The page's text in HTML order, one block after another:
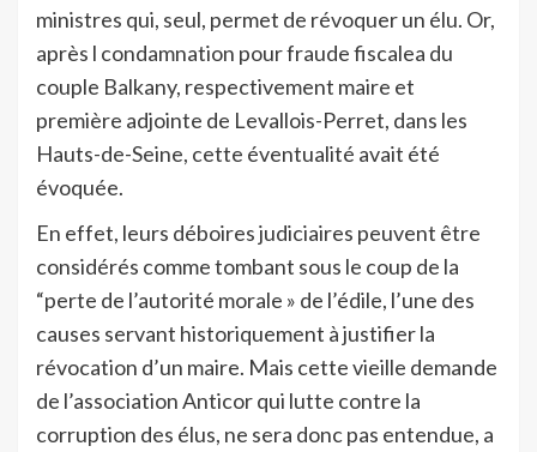
ministres qui, seul, permet de révoquer un élu. Or,
après l condamnation pour fraude fiscalea du
couple Balkany, respectivement maire et
première adjointe de Levallois-Perret, dans les
Hauts-de-Seine, cette éventualité avait été
évoquée.
En effet, leurs déboires judiciaires peuvent être
considérés comme tombant sous le coup de la
“perte de l’autorité morale » de l’édile, l’une des
causes servant historiquement à justifier la
révocation d’un maire. Mais cette vieille demande
de l’association Anticor qui lutte contre la
corruption des élus, ne sera donc pas entendue, a